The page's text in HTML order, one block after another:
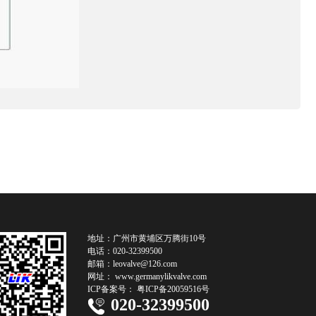
地址：广州市黄埔区万腾街10号
电话：020-32399500
邮箱： leovalve@126.com
网址： www.germanylikvalve.com
ICP备案号： 粤ICP备20059516号
020-32399500